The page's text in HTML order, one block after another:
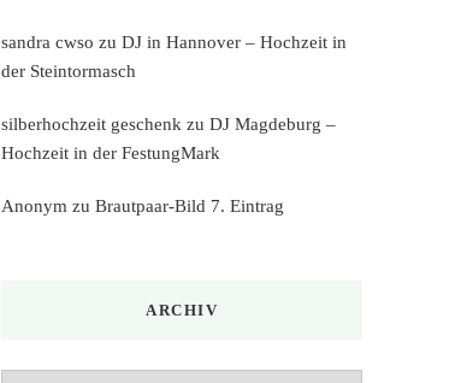
sandra cwso zu DJ in Hannover – Hochzeit in
der Steintormasch
silberhochzeit geschenk zu DJ Magdeburg –
Hochzeit in der FestungMark
Anonym zu Brautpaar-Bild 7. Eintrag
ARCHIV